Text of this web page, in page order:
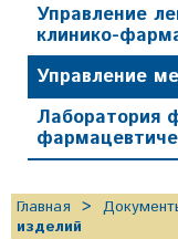
Управление
клинико-
Управление
Лаборатория
Главная
изделий